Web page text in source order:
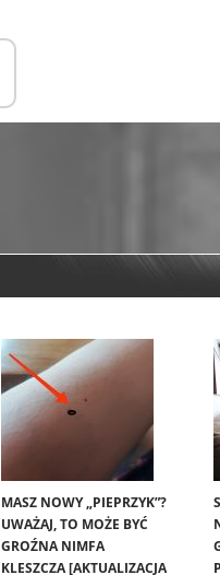
MASZ NOWY „PIEPRZYK”?
UWAŻAJ, TO MOŻE BYĆ
GROŹNA NIMFA
KLESZCZA [AKTUALIZACJA